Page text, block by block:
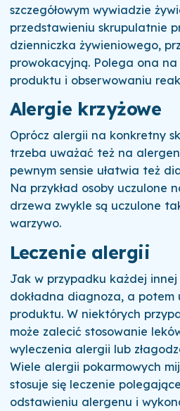
szczegółowym wywiadzie
przedstawieniu skrupulatnie
dzienniczka żywieniowego,
prowokacyjną. Polega ona
produktu i obserwowaniu
Alergie krzyżowe
Oprócz alergii na konkretny
trzeba uważać też na
pewnym sensie ułatwia też
Na przykład osoby uczulone
drzewa zwykle są uczulone
warzywo.
Leczenie alergii
Jak w przypadku każdej
dokładna diagnoza, a potem
produktu. W niektórych
może zalecić stosowanie
wyleczenia alergii lub
Wiele alergii pokarmowych
stosuje się leczenie
odstawieniu alergenu i